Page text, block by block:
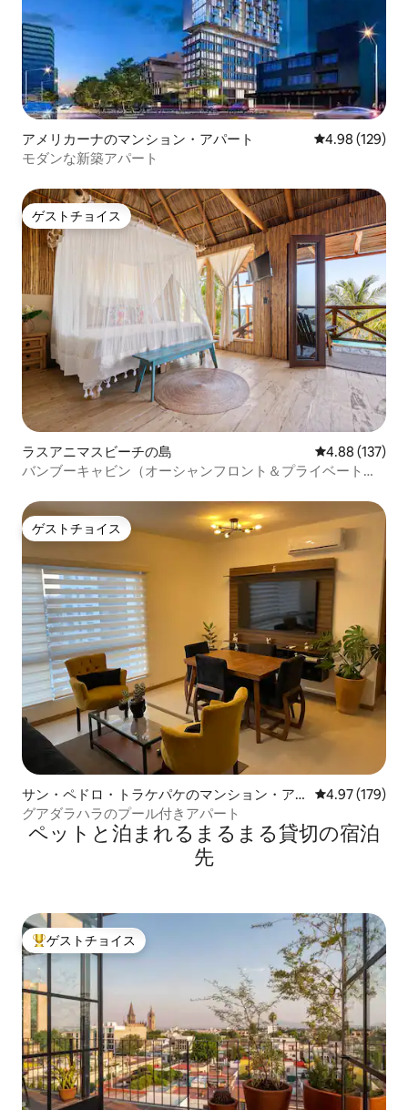
アメリカーナのマンション・アパート レビュー129
4.98 (129)
モダンな新築アパート
ゲストチョイス
ゲストチョイス
ラスアニマスビーチの島 レビュー137
4.88 (137)
バンブーキャビン（オーシャンフロント＆プライベートプ
ゲストチョイス
ゲストチョイス
サン・ペドロ・トラケパケのマンション・ア
パート
レビュー179
4.97 (179)
グアダラハラのプール付きアパート
ペットと泊まれるまるまる貸切の宿泊
先
大好評のゲストチョイスです。
ゲストチョイス